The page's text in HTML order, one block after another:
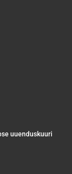
uuenduskuuri